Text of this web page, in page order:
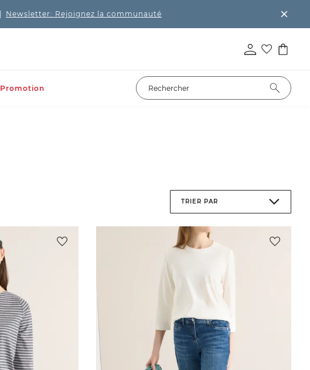
Newsletter: Rejoignez la communauté
Promotion
TRIER PAR